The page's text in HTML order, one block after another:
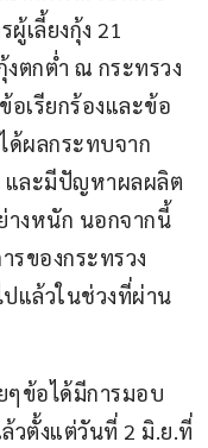
เลี้ยงกุ้ง 21
ตกต่ำ ณ กระทรวง
อเรียกร้องและข้อ
ด้ผลกระทบจาก
และมีปัญหาผลผลิต
างหนัก นอกจากนี้
รของกระทรวง
แล้วในช่วงที่ผ่าน
ๆข้อได้มีการมอบ
วตั้งแต่วันที่ 2 มิ.ย.ที่